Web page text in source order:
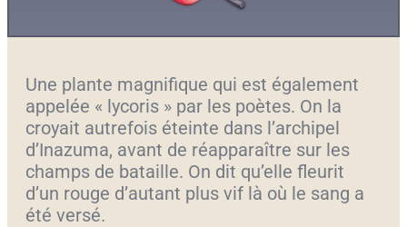
Une plante magnifique qui est également
appelée « lycoris » par les poètes. On la
croyait autrefois éteinte dans l’archipel
d’Inazuma, avant de réapparaître sur les
champs de bataille. On dit qu’elle fleurit
d’un rouge d’autant plus vif là où le sang a
été versé.